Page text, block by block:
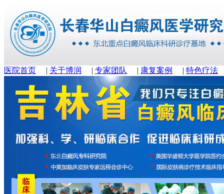
医院首页 | 关于博润 | 专家团队 | 康复案例 | 特色疗法